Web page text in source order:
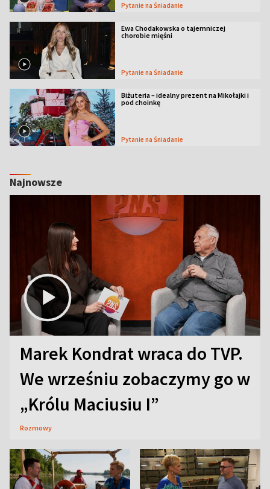
Pytanie na Śniadanie
Ewa Chodakowska o tajemniczej
chorobie mięśni
Pytanie na Śniadanie
Biżuteria – idealny prezent na Mikołajki i
pod choinkę
Pytanie na Śniadanie
Najnowsze
Marek Kondrat wraca do TVP.
We wrześniu zobaczymy go w
„Królu Maciusiu I”
Rozmowy